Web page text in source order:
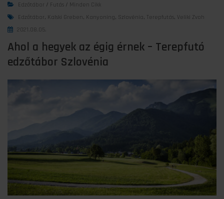
Edzőtábor / Futás / Minden Cikk
Edzőtábor , Kalski Greben , Kanyoning, Szlovénia, Terepfutás,
Veliki Zvoh
2021.08.05.
Ahol a hegyek az égig érnek – Terepfutó
edzőtábor Szlovénia